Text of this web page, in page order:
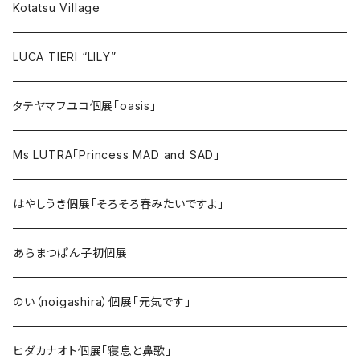
Kotatsu Village
LUCA TIERI “LILY”
タテヤマフユコ個展「oasis」
Ms LUTRA「Princess MAD and SAD」
はやしうき個展「そろそろ春みたいですよ」
あらまつぱん子初個展
のい（noigashira）個展「元気です」
ヒダカナオト個展「寝息と鼻歌」